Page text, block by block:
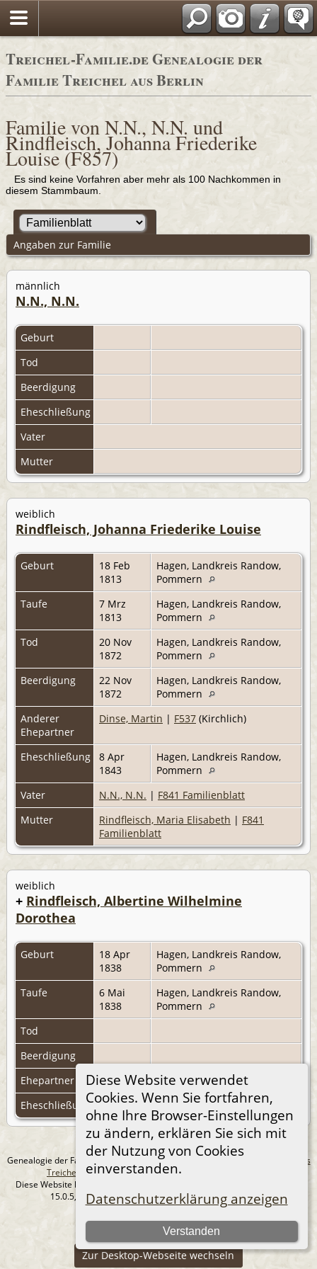
Adressbücher
Treichel-Familie.de Genealogie der
Familie Treichel aus Berlin
Diese Website verwendet
Cookies. Wenn Sie fortfahren,
ohne Ihre Browser-Einstellungen
zu ändern, erklären Sie sich mit
der Nutzung von Cookies
einverstanden.
Datenschutzerklärung anzeigen
Verstanden
Familie von N.N., N.N. und
Rindfleisch, Johanna Friederike
Louise (F857)
Es sind keine Vorfahren aber mehr als 100 Nachkommen in
diesem Stammbaum.
Angaben zur Familie
männlich
N.N., N.N.
Geburt
Tod
Beerdigung
Eheschließung
Vater
Mutter
weiblich
Rindfleisch, Johanna Friederike Louise
Geburt
18 Feb
1813
Hagen, Landkreis Randow,
Pommern
Taufe
7 Mrz
1813
Hagen, Landkreis Randow,
Pommern
Tod
20 Nov
1872
Hagen, Landkreis Randow,
Pommern
Beerdigung
22 Nov
1872
Hagen, Landkreis Randow,
Pommern
Anderer
Ehepartner
Dinse, Martin | F537 (Kirchlich)
Eheschließung
8 Apr
1843
Hagen, Landkreis Randow,
Pommern
Vater
N.N., N.N. | F841 Familienblatt
Mutter
Rindfleisch, Maria Elisabeth | F841
Familienblatt
weiblich
+ Rindfleisch, Albertine Wilhelmine
Dorothea
Geburt
18 Apr
1838
Hagen, Landkreis Randow,
Pommern
Taufe
6 Mai
1838
Hagen, Landkreis Randow,
Pommern
Tod
Beerdigung
Ehepartner
N.N., N.N. |F858
Eheschließung
Genealogie der Familie Treichel aus Berlin. - erstellt und betreut von
Andreas
Treichel
Copyright © 2014-2026 Alle Rechte vorbehalten.
Diese Website läuft mit
15.0.5, programmiert von Darrin Lythgoe © 2001-2026.
Datenschutzerklärung
--- Self-Hosted at home ---
Zur Desktop-Webseite wechseln